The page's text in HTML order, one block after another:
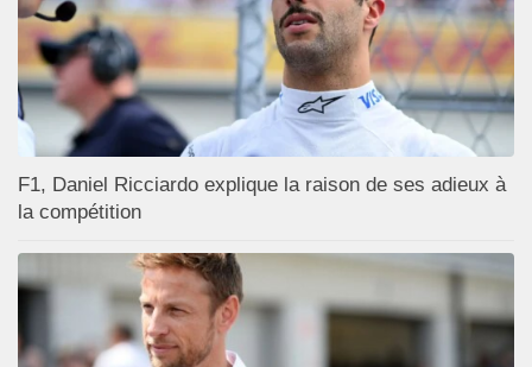
F1, Daniel Ricciardo explique la raison de ses adieux à
la compétition